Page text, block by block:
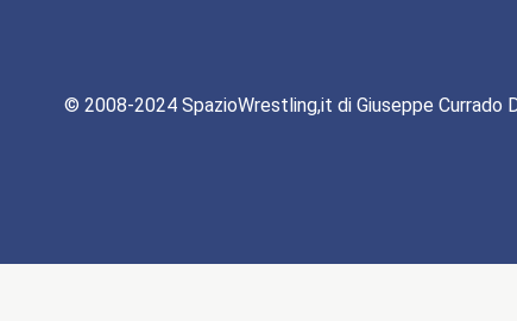
© 2008-2024 SpazioWrestling,it di Giuseppe Currado